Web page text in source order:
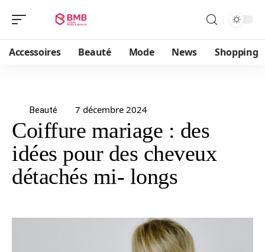
Accessoires Beauté Mode News Shopping
Beauté 7 décembre 2024
Coiffure mariage : des
idées pour des cheveux
détachés mi- longs